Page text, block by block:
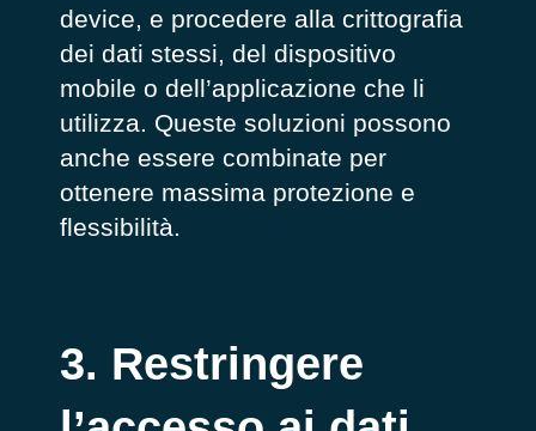
device, e procedere alla crittografia
dei dati stessi, del dispositivo
mobile o dell’applicazione che li
utilizza. Queste soluzioni possono
anche essere combinate per
ottenere massima protezione e
flessibilità.
3. Restringere